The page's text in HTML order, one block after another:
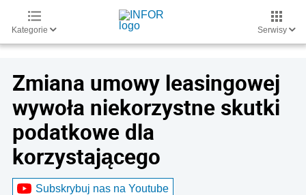
Kategorie Serwisy
Zmiana umowy leasingowej
wywoła niekorzystne skutki
podatkowe dla
korzystającego
Subskrybuj nas na Youtube